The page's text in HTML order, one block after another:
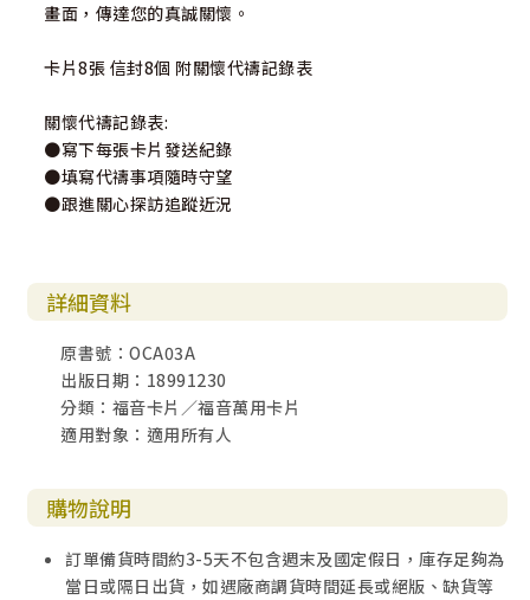
畫面，傳達您的真誠關懷。
卡片8張 信封8個 附關懷代禱記錄表
關懷代禱記錄表:
●寫下每張卡片發送紀錄
●填寫代禱事項隨時守望
●跟進關心探訪追蹤近況
詳細資料
原書號：OCA03A
出版日期：18991230
分類：福音卡片／福音萬用卡片
適用對象：適用所有人
購物說明
訂單備貨時間約3-5天不包含週末及國定假日，庫存足夠為
當日或隔日出貨，如遇廠商調貨時間延長或絕版、缺貨等